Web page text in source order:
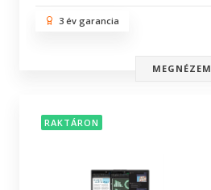
3 év garancia
MEGNÉZEM
RAKTÁRON